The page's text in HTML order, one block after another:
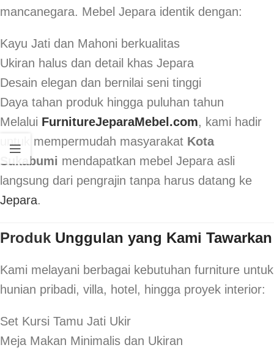
mancanegara. Mebel Jepara identik dengan:
Kayu Jati dan Mahoni berkualitas
Ukiran halus dan detail khas Jepara
Desain elegan dan bernilai seni tinggi
Daya tahan produk hingga puluhan tahun
Melalui FurnitureJeparaMebel.com, kami hadir
untuk mempermudah masyarakat Kota
Sukabumi mendapatkan mebel Jepara asli
langsung dari pengrajin tanpa harus datang ke
Jepara.
Produk Unggulan yang Kami Tawarkan
Kami melayani berbagai kebutuhan furniture untuk
hunian pribadi, villa, hotel, hingga proyek interior:
Set Kursi Tamu Jati Ukir
Meja Makan Minimalis dan Ukiran